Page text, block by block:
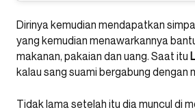
Dirinya kemudian mendapatkan
yang kemudian menawarkannya
makanan, pakaian dan uang. Saat itu
kalau sang suami bergabung dengan
Tidak lama setelah itu dia muncul di